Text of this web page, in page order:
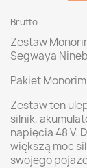
Brutto
Zestaw
Segwaya
Pakiet
Zestaw ten
silnik,
napięcia 48 V.
większą moc
swojego